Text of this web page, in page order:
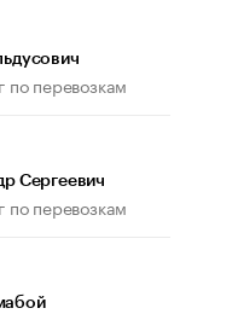
по перевозкам
Сергеевич
по перевозкам